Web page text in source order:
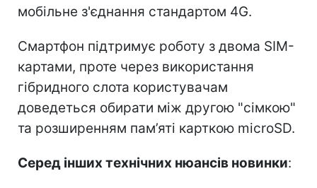
мобільне з'єднання стандартом 4G.
Смартфон підтримує роботу з двома SIM-
картами, проте через використання
гібридного слота користувачам
доведеться обирати між другою "сімкою"
та розширенням пам’яті карткою microSD.
Серед інших технічних нюансів новинки: